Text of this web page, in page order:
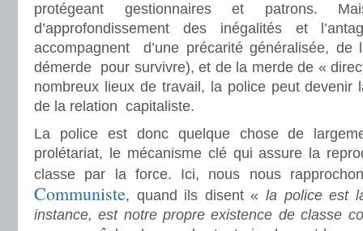
protégeant gestionnaires et patrons.
d’approfondissement des inégalités et
accompagnent d’une précarité généralisée,
démerde pour survivre), et de la merde de «
nombreux lieux de travail, la police peut devenir
de la relation capitaliste.
La police est donc quelque chose de
prolétariat, le mécanisme clé qui assure la
classe par la force. Ici, nous nous
Communiste, quand ils disent « la police est
instance, est notre propre existence de classe